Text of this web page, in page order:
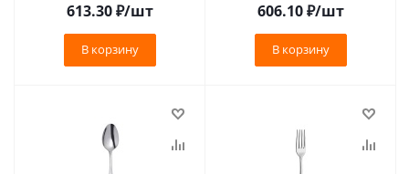
613.30₽/шт
В корзину
606.10₽/шт
В корзину